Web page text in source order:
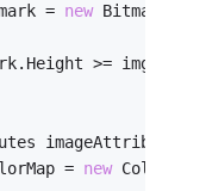
=
new
>=
imageAttributes
=
new